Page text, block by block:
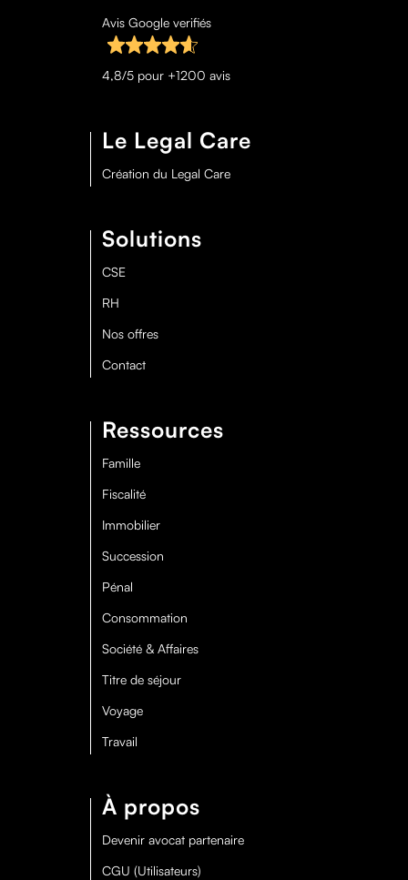
Avis Google verifiés
4,8/5 pour +1200 avis
Le Legal Care
Création du Legal Care
Solutions
CSE
RH
Nos offres
Contact
Ressources
Famille
Fiscalité
Immobilier
Succession
Pénal
Consommation
Société & Affaires
Titre de séjour
Voyage
Travail
À propos
Devenir avocat partenaire
CGU (Utilisateurs)